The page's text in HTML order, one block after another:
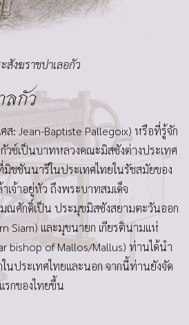
สังฆราชปาเลอกัว
ลกัว
ส: Jean-Baptiste Pallegoix) หรือที่รู้จัก
วซ์เป็นบาทหลวงคณะมิสซังต่างประเทศ
ชชันนารีในประเทศไทยในรัชสมัยของ
เจ้าอยู่หัว ถึงพระบาทสมเด็จ
มณศักดิ์เป็น ประมุขมิสซังสยามตะวันออก
Siam) และมุขนายก เกียรตินามแห่
bishop of Mallos/Mallus) ท่านได้นำ
นประเทศไทยและนอก จากนี้ท่านยังจัด
กของไทยขึ้น